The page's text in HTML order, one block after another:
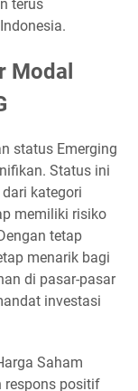
terus
Modal
status Emerging
Status ini
kategori
memiliki risiko
tetap
menarik bagi
di pasar-pasar
investasi
Saham
respons positif